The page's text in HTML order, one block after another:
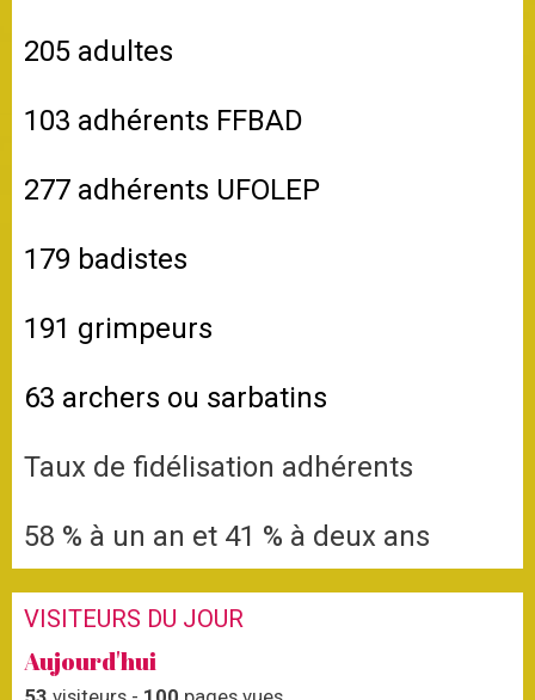
205 adultes
103 adhérents FFBAD
277 adhérents UFOLEP
179 badistes
191 grimpeurs
63 archers ou sarbatins
Taux de fidélisation adhérents
58 % à un an et 41 % à deux ans
VISITEURS DU JOUR
Aujourd'hui